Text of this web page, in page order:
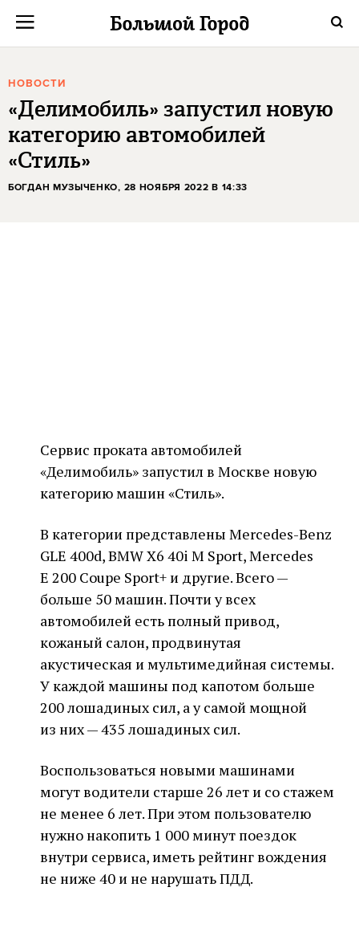
НОВОСТИ
«Делимобиль» запустил новую
категорию автомобилей
«Стиль»
БОГДАН МУЗЫЧЕНКО, 28 НОЯБРЯ 2022 В 14:33
Сервис проката автомобилей
«Делимобиль» запустил в Москве новую
категорию машин «Стиль».
В категории представлены Mercedes-Benz
GLE 400d, BMW X6 40i M Sport, Mercedes
E 200 Coupe Sport+ и другие. Всего —
больше 50 машин. Почти у всех
автомобилей есть полный привод,
кожаный салон, продвинутая
акустическая и мультимедийная системы.
У каждой машины под капотом больше
200 лошадиных сил, а у самой мощной
из них — 435 лошадиных сил.
Воспользоваться новыми машинами
могут водители старше 26 лет и со стажем
не менее 6 лет. При этом пользователю
нужно накопить 1 000 минут поездок
внутри сервиса, иметь рейтинг вождения
не ниже 40 и не нарушать ПДД.